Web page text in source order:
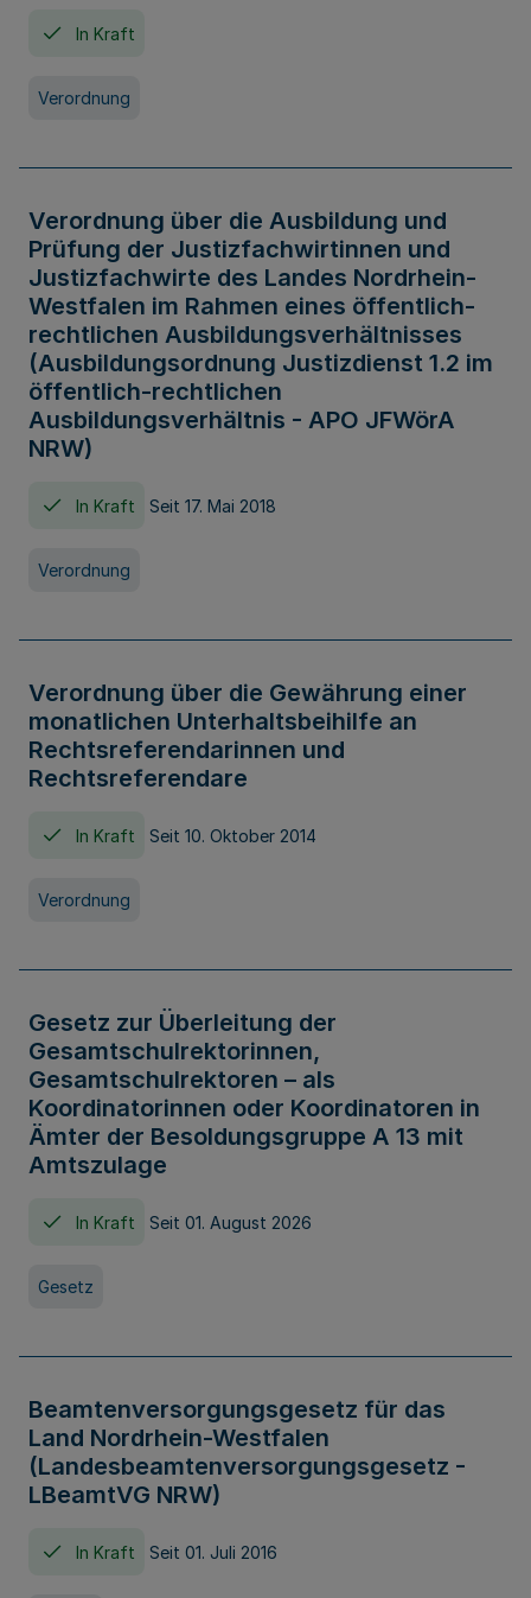
In Kraft
Verordnung
Verordnung über die Ausbildung und
Prüfung der Justizfachwirtinnen und
Justizfachwirte des Landes Nordrhein-
Westfalen im Rahmen eines öffentlich-
rechtlichen Ausbildungsverhältnisses
(Ausbildungsordnung Justizdienst 1.2 im
öffentlich-rechtlichen
Ausbildungsverhältnis - APO JFWörA
NRW)
In Kraft Seit 17. Mai 2018
Verordnung
Verordnung über die Gewährung einer
monatlichen Unterhaltsbeihilfe an
Rechtsreferendarinnen und
Rechtsreferendare
In Kraft Seit 10. Oktober 2014
Verordnung
Gesetz zur Überleitung der
Gesamtschulrektorinnen,
Gesamtschulrektoren – als
Koordinatorinnen oder Koordinatoren in
Ämter der Besoldungsgruppe A 13 mit
Amtszulage
In Kraft Seit 01. August 2026
Gesetz
Beamtenversorgungsgesetz für das
Land Nordrhein-Westfalen
(Landesbeamtenversorgungsgesetz -
LBeamtVG NRW)
In Kraft Seit 01. Juli 2016